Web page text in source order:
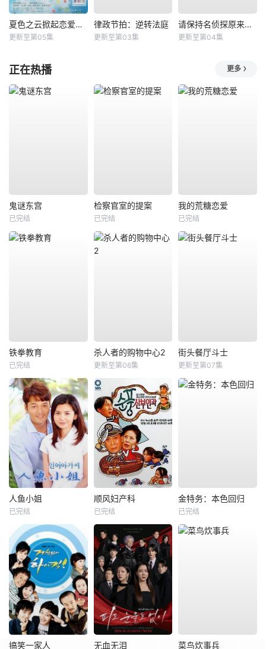
夏色之云掀起恋爱与风暴
更新至第05集
律政节拍：逆转法庭
更新至第03集
请保持名侦探原来的样子
更新至第04集
正在热播 更多
鬼谜东宫
已完结
检察官室的提案
已完结
我的荒糖恋爱
已完结
铁拳教育
已完结
杀人者的购物中心2
更新至第06集
街头餐厅斗士
更新至第07集
人鱼小姐
已完结
顺风妇产科
已完结
金特务：本色回归
已完结
搞笑一家人 无血无泪 菜鸟炊事兵